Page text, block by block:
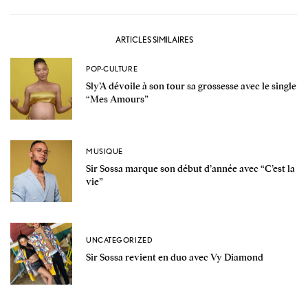
ARTICLES SIMILAIRES
POP-CULTURE
Sly’A dévoile à son tour sa grossesse avec le single
“Mes Amours”
MUSIQUE
Sir Sossa marque son début d’année avec “C’est la
vie”
UNCATEGORIZED
Sir Sossa revient en duo avec Vy Diamond